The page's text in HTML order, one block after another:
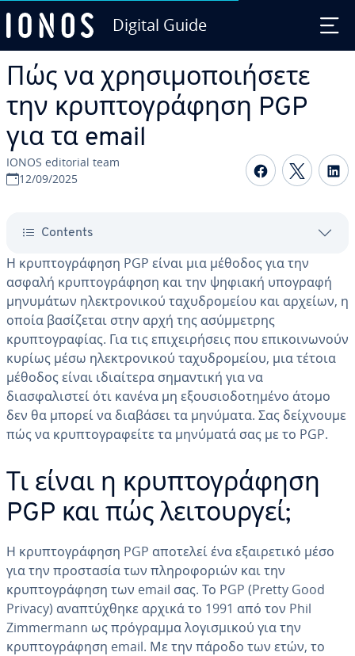
Digital Guide
Πώς να χρησιμοποιήσετε
την κρυπτογράφηση PGP
για τα email
IONOS editorial team
12/09/2025
Share on
Contents
Η κρυπτογράφηση PGP είναι μια μέθοδος για την
ασφαλή κρυπτογράφηση και την ψηφιακή υπογραφή
μηνυμάτων ηλεκτρονικού ταχυδρομείου και αρχείων, η
οποία βασίζεται στην αρχή της ασύμμετρης
κρυπτογραφίας. Για τις επιχειρήσεις που επικοινωνούν
κυρίως μέσω ηλεκτρονικού ταχυδρομείου, μια τέτοια
μέθοδος είναι ιδιαίτερα σημαντική για να
διασφαλιστεί ότι κανένα μη εξουσιοδοτημένο άτομο
δεν θα μπορεί να διαβάσει τα μηνύματα. Σας δείχνουμε
πώς να κρυπτογραφείτε τα μηνύματά σας με το PGP.
Τι είναι η κρυπτογράφηση
PGP και πώς λειτουργεί;
Η κρυπτογράφηση PGP αποτελεί ένα εξαιρετικό μέσο
για την προστασία των πληροφοριών και την
κρυπτογράφηση των email σας. Το PGP (Pretty Good
Privacy) αναπτύχθηκε αρχικά το 1991 από τον Phil
Zimmermann ως πρόγραμμα λογισμικού για την
κρυπτογράφηση email. Με την πάροδο των ετών, το